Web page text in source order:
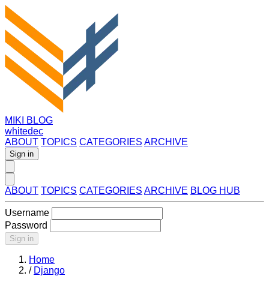
MIKI BLOG
whitedec
ABOUT TOPICS CATEGORIES ARCHIVE
Sign in
ABOUT TOPICS CATEGORIES ARCHIVE BLOG HUB
Username
Password
Sign in
Home
/ Django